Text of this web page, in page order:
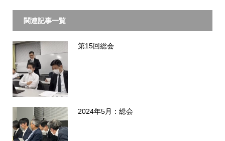
関連記事一覧
第15回総会
2024年5月：総会